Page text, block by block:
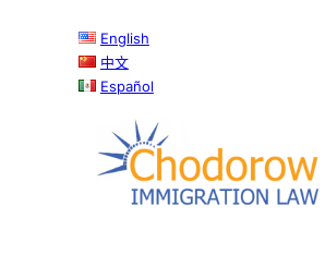
English
中文
Español